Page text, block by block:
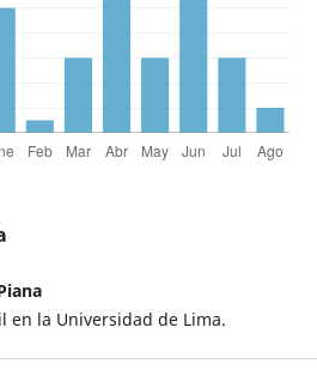
en la Universidad de Lima.